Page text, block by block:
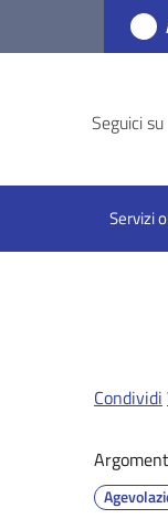
Seguici su
Servizi
Condividi